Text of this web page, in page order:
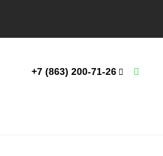
+7 (863) 200-71-26